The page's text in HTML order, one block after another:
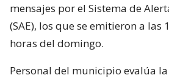
mensajes por el Sistema de
(SAE), los que se emitieron a las
horas del domingo.
Personal del municipio evalúa